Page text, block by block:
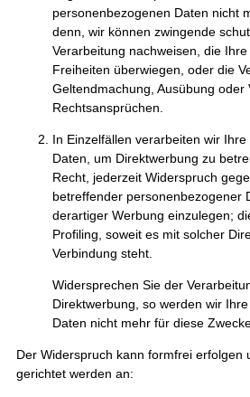
personenbezogenen Daten nicht
denn, wir können zwingende
Verarbeitung nachweisen, die
Freiheiten überwiegen, oder die
Geltendmachung, Ausübung oder
Rechtsansprüchen.
In Einzelfällen verarbeiten wir
Daten, um Direktwerbung zu
Recht, jederzeit Widerspruch
betreffender personenbezogener
derartiger Werbung einzulegen;
Profiling, soweit es mit solcher
Verbindung steht.
Widersprechen Sie der
Direktwerbung, so werden wir
Daten nicht mehr für diese
Der Widerspruch kann formfrei erfolgen
gerichtet werden an: